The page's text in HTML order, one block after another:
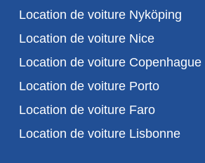
Location de voiture Nyköping
Location de voiture Nice
Location de voiture Copenhague
Location de voiture Porto
Location de voiture Faro
Location de voiture Lisbonne